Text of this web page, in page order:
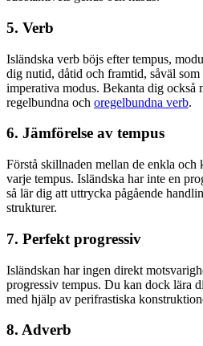
5. Verb
Isländska verb böjs efter tempus,
dig nutid, dåtid och framtid, såväl
imperativa modus. Bekanta dig också
regelbundna och oregelbundna verb.
6. Jämförelse av tempus
Förstå skillnaden mellan de enkla
varje tempus. Isländska har inte en
så lär dig att uttrycka pågående
strukturer.
7. Perfekt progressiv
Isländskan har ingen direkt
progressiv tempus. Du kan dock lära
med hjälp av perifrastiska
8. Adverb